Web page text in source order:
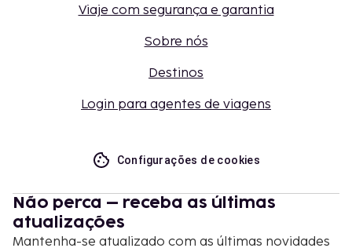
Viaje com segurança e garantia
Sobre nós
Destinos
Login para agentes de viagens
Configurações de cookies
Não perca – receba as últimas
atualizações
Mantenha-se atualizado com as últimas novidades